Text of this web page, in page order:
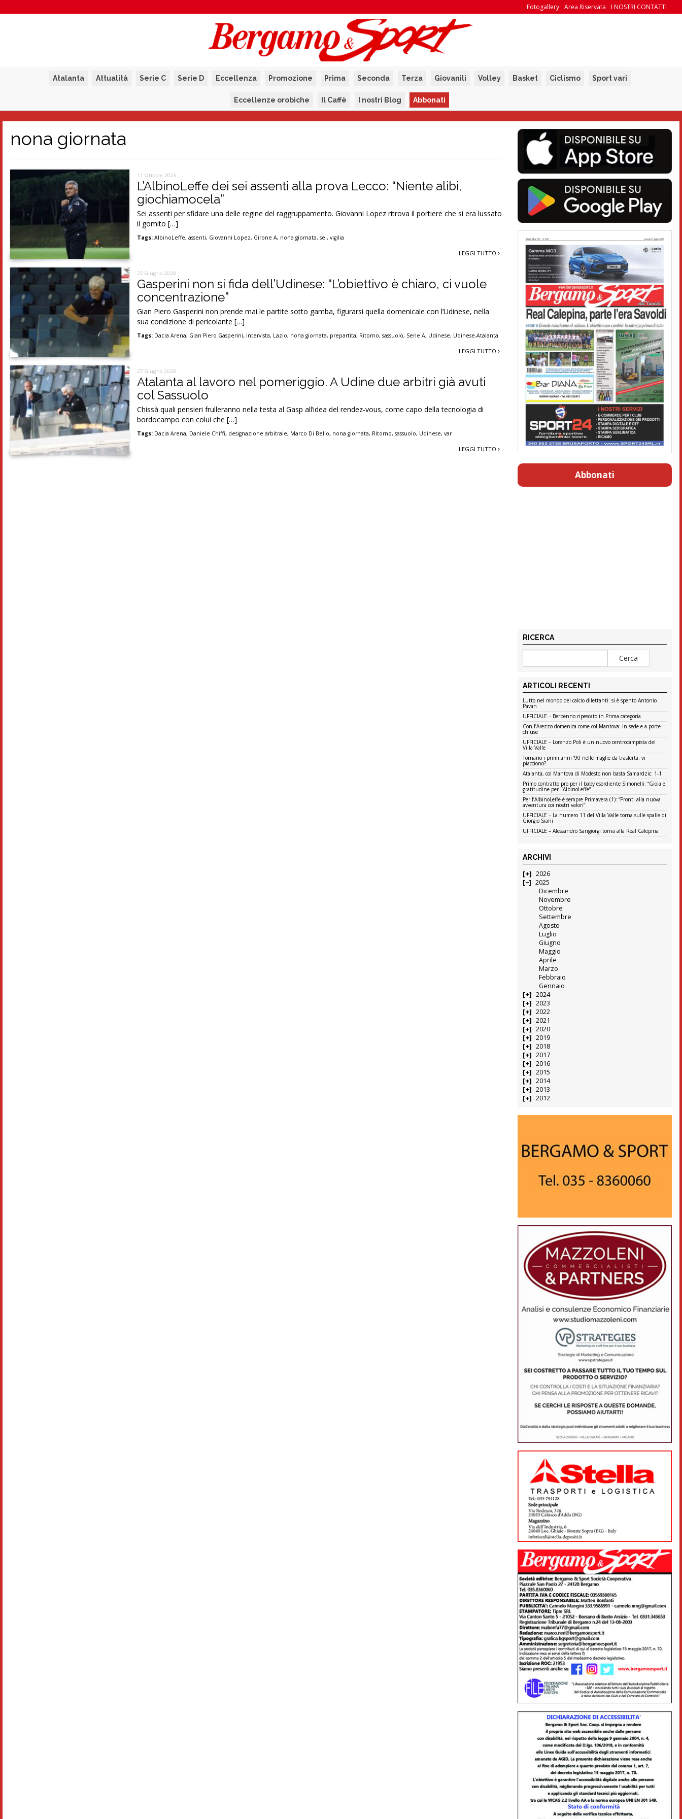
I NOSTRI CONTATTI
Area Riservata
Fotogallery
Atalanta Attualità Serie C Serie D Eccellenza Promozione Prima Seconda Terza Giovanili Volley Basket Ciclismo Sport vari
Eccellenze orobiche Il Caffè I nostri Blog Abbonati
nona giornata
11 Ottobre 2025
L’AlbinoLeffe dei sei assenti alla prova Lecco: “Niente alibi,
giochiamocela”
Sei assenti per sfidare una delle regine del raggruppamento. Giovanni Lopez ritrova il portiere che si era lussato
il gomito […]
Tags: AlbinoLeffe,assenti, Giovanni Lopez, Girone A, nona giornata,sei,vigilia
LEGGI TUTTO
27 Giugno 2020
Gasperini non si fida dell’Udinese: “L’obiettivo è chiaro, ci vuole
concentrazione”
Gian Piero Gasperini non prende mai le partite sotto gamba, figurarsi quella domenicale con l’Udinese, nella
sua condizione di pericolante […]
Tags: Dacia Arena, Gian Piero Gasperini, intervista, Lazio, nona giornata, prepartita, Ritorno,sassuolo, Serie A, Udinese, Udinese-Atalanta
LEGGI TUTTO
27 Giugno 2020
Atalanta al lavoro nel pomeriggio. A Udine due arbitri già avuti
col Sassuolo
Chissà quali pensieri frulleranno nella testa al Gasp all’idea del rendez-vous, come capo della tecnologia di
bordocampo con colui che […]
Tags: Dacia Arena, Daniele Chiffi, designazione arbitrale, Marco Di Bello, nona giornata, Ritorno,sassuolo, Udinese,var
LEGGI TUTTO
Abbonati
RICERCA
ARTICOLI RECENTI
Lutto nel mondo del calcio dilettanti: si è spento Antonio
Pavan
UFFICIALE – Berbenno ripescato in Prima categoria
Con l’Arezzo domenica come col Mantova: in sede e a porte
chiuse
UFFICIALE – Lorenzo Poli è un nuovo centrocampista del
Villa Valle
Tornano i primi anni ’90 nelle maglie da trasferta: vi
piacciono?
Atalanta, col Mantova di Modesto non basta Samardzic: 1-1
Primo contratto pro per il baby esordiente Simonelli: “Gioia e
gratitudine per l’AlbinoLeffe”
Per l’AlbinoLeffe è sempre Primavera (1): “Pronti alla nuova
avventura coi nostri valori”
UFFICIALE – La numero 11 del Villa Valle torna sulle spalle di
Giorgio Siani
UFFICIALE – Alessandro Sangiorgi torna alla Real Calepina
ARCHIVI
2026
2025
Dicembre
Novembre
Ottobre
Settembre
Agosto
Luglio
Giugno
Maggio
Aprile
Marzo
Febbraio
Gennaio
2024
2023
2022
2021
2020
2019
2018
2017
2016
2015
2014
2013
2012